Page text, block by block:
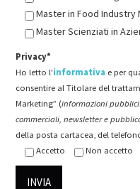
Master in Food Industry
Master Scienziati in
Privacy*
Ho letto l'informativa e per
consentire al Titolare del
Marketing” (informazioni
commerciali, newsletter e
della posta cartacea, del
Accetto
Non accetto